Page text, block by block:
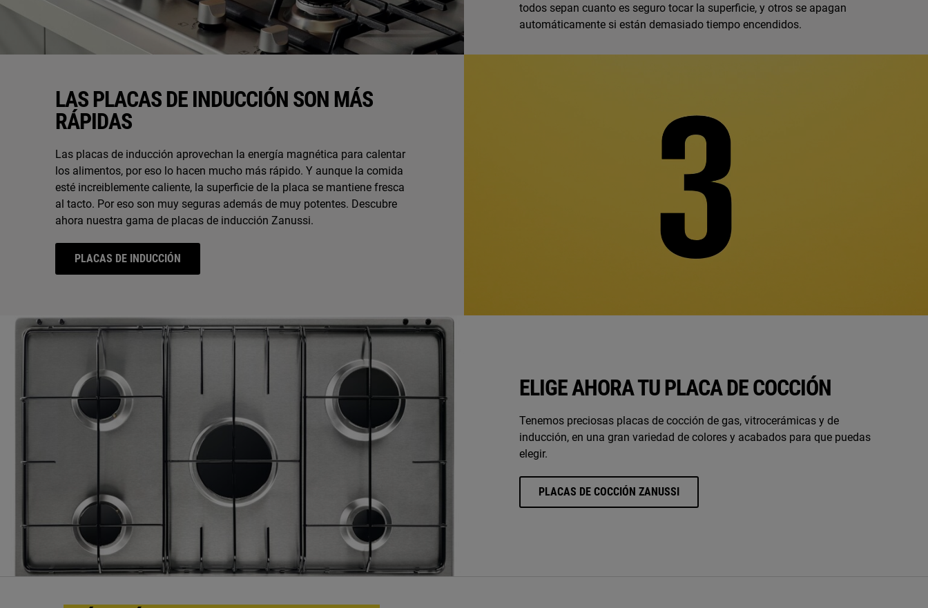
todos sepan cuanto es seguro tocar la superficie, y otros se apagan
automáticamente si están demasiado tiempo encendidos.
LAS PLACAS DE INDUCCIÓN SON MÁS
RÁPIDAS
Las placas de inducción aprovechan la energía magnética para calentar
los alimentos, por eso lo hacen mucho más rápido. Y aunque la comida
esté increiblemente caliente, la superficie de la placa se mantiene fresca
al tacto. Por eso son muy seguras además de muy potentes. Descubre
ahora nuestra gama de placas de inducción Zanussi.
PLACAS DE INDUCCIÓN
ELIGE AHORA TU PLACA DE COCCIÓN
Tenemos preciosas placas de cocción de gas, vitrocerámicas y de
inducción, en una gran variedad de colores y acabados para que puedas
elegir.
PLACAS DE COCCIÓN ZANUSSI